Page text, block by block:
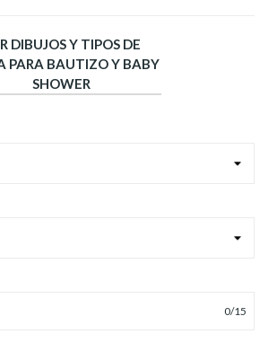
DIBUJOS Y TIPOS DE
PARA BAUTIZO Y BABY
SHOWER
0/15